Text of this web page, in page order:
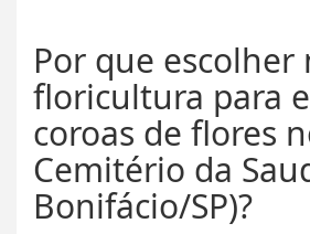
Por que escolher
floricultura para
coroas de flores
Cemitério da
Bonifácio/SP)?